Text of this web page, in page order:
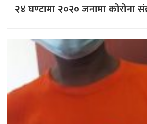
२४ घण्टामा २०२० जनामा कोरोना